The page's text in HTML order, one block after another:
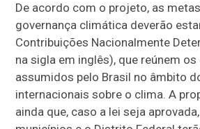
De acordo com o projeto, as
governança climática deverão
Contribuições Nacionalmente
na sigla em inglês), que reúnem
assumidos pelo Brasil no âmbito
internacionais sobre o clima. A
ainda que, caso a lei seja